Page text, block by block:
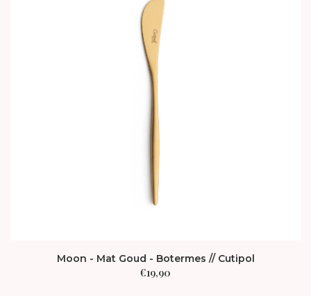
Moon - Mat Goud - Botermes // Cutipol
€19,90